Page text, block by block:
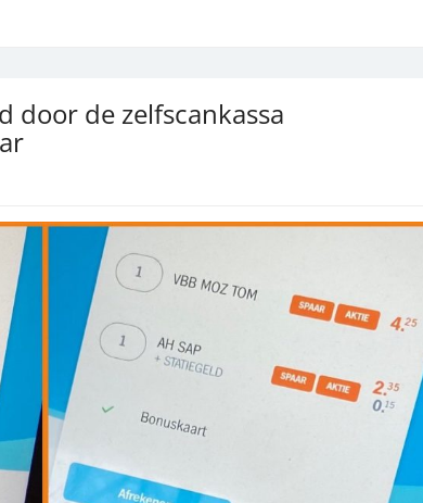
door de zelfscankassa